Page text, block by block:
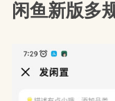
闲鱼新版多